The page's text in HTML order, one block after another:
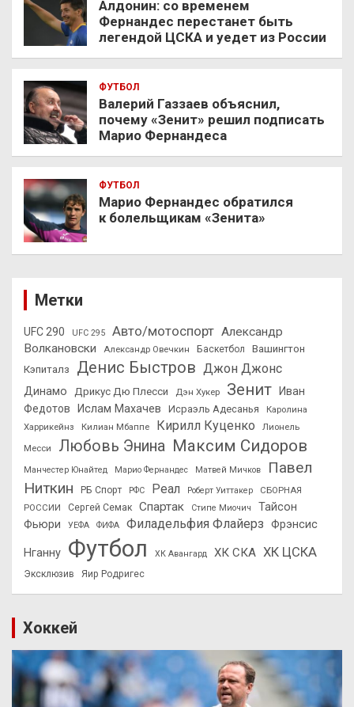
Алдонин: со временем
Фернандес перестанет быть
легендой ЦСКА и уедет из России
ФУТБОЛ
Валерий Газзаев объяснил,
почему «Зенит» решил подписать
Марио Фернандеса
ФУТБОЛ
Марио Фернандес обратился
к болельщикам «Зенита»
Метки
UFC 290 UFC 295 Авто/мотоспорт Александр
Волкановски
Александр Овечкин Баскетбол
Вашингтон
Кэпиталз
Денис Быстров Джон Джонс
Динамо Дрикус Дю Плесси Дэн Хукер Зенит
Иван
Федотов
Ислам Махачев Исраэль Адесанья
Каролина
Харрикейнз
Килиан Мбаппе Кирилл Куценко
Лионель
Месси
Любовь Энина Максим Сидоров
Манчестер Юнайтед Марио Фернандес Матвей Мичков
Павел
Ниткин
РБ Спорт РФС Реал Роберт Уиттакер
СБОРНАЯ
РОССИИ
Сергей Семак Спартак Стипе Миочич
Тайсон
Фьюри
УЕФА ФИФА Филадельфия Флайерз Фрэнсис
Нганну Футбол ХК Авангард ХК СКА ХК ЦСКА
Эксклюзив Яир Родригес
Хоккей